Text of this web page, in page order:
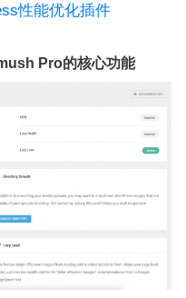
性能优化插件
Pro的核心功能